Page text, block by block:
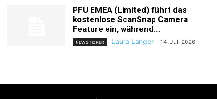
PFU EMEA (Limited) führt das
kostenlose ScanSnap Camera
Feature ein, während...
NEWSTICKER Laura Langer - 14. Juli 2026